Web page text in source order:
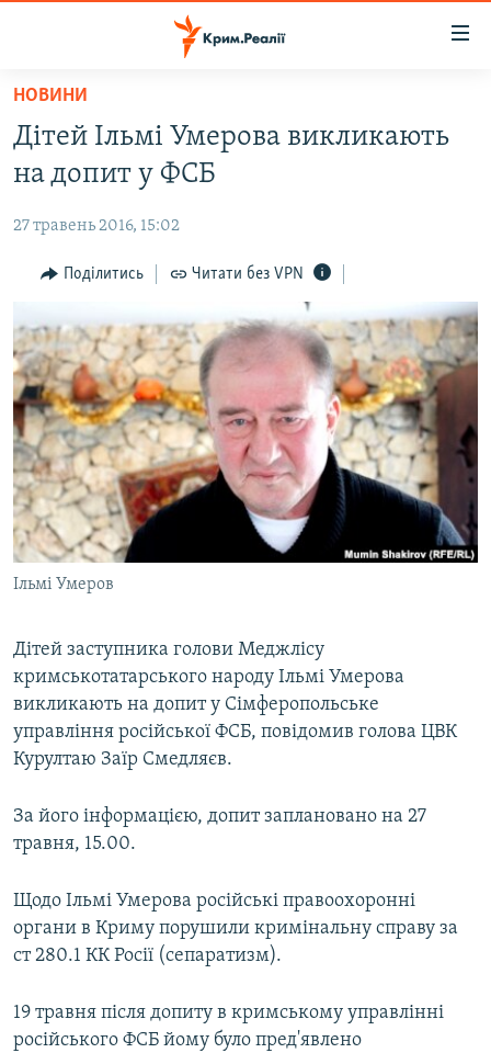
Перейти
основного
матеріалу
до
навігації
до
пошуку
ВОДА.КРИМ
ВІДЕО ТА ФОТО
ПОЛІТИКА
БЛОГИ
ІНТЕРВ'Ю
ВСЕ ЗА ДЕНЬ
СПЕЦПРОЕКТИ
ДЕПОРТАЦІЯ
ВІДЕОУРОКИ «ELIFBE»
СВІДЧЕННЯ ОКУПАЦІЇ
УКРАЇНСЬКА ПРОБЛЕМА КРИМУ
ЯК ОБІЙТИ БЛОКУВАННЯ
Русский
Qırımtatar
Усі сайти RFE/RL
НОВИНИ
Дітей Ільмі Умерова викликають
на допит у ФСБ
27 травень 2016, 15:02
Поділитись Читати без VPN
Ільмі Умеров
Дітей заступника голови Меджлісу
кримськотатарського народу Ільмі Умерова
викликають на допит у Сімферопольське
управління російської ФСБ, повідомив голова ЦВК
Курултаю Заїр Смедляєв.
За його інформацією, допит заплановано на 27
травня, 15.00.
Щодо Ільмі Умерова російські правоохоронні
органи в Криму порушили кримінальну справу за
ст 280.1 КК Росії (сепаратизм).
19 травня після допиту в кримському управлінні
російського ФСБ йому було пред'явлено